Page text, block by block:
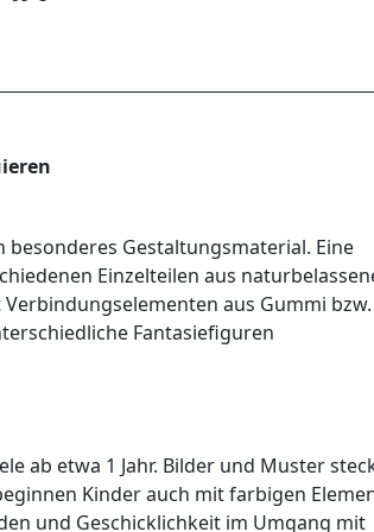
besonderes Gestaltungsmaterial. Eine
Einzelteilen aus
aus Gummi bzw.
Fantasiefiguren
ab etwa 1 Jahr. Bilder und Muster
Kinder auch mit farbigen
und Geschicklichkeit im Umgang mit